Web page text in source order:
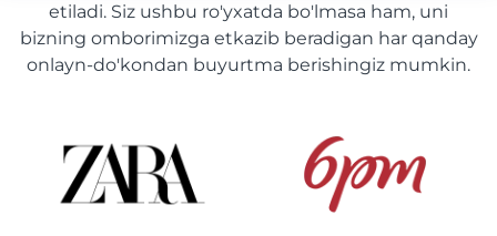
etiladi. Siz ushbu ro'yxatda bo'lmasa ham, uni
bizning omborimizga etkazib beradigan har qanday
onlayn-do'kondan buyurtma berishingiz mumkin.